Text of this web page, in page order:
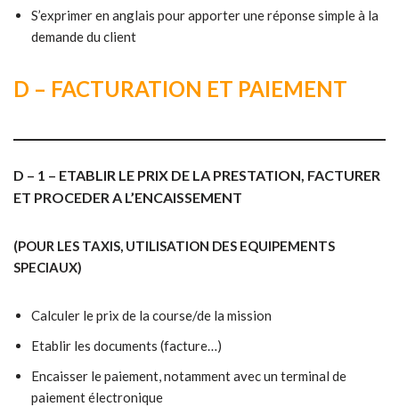
S’exprimer en anglais pour apporter une réponse simple à la
demande du client
D – FACTURATION ET PAIEMENT
D – 1 – ETABLIR LE PRIX DE LA PRESTATION, FACTURER
ET PROCEDER A L’ENCAISSEMENT
(POUR LES TAXIS, UTILISATION DES EQUIPEMENTS
SPECIAUX)
Calculer le prix de la course/de la mission
Etablir les documents (facture…)
Encaisser le paiement, notamment avec un terminal de
paiement électronique